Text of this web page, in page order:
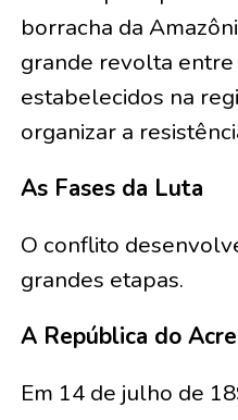
borracha da
grande revolta
estabelecidos na
organizar a
As Fases da Luta
O conflito
grandes etapas.
A República do
Em 14 de julho de